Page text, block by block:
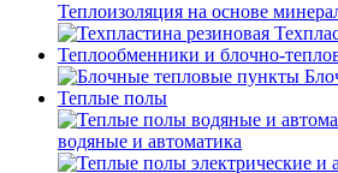
Теплоизоляция на основе
Теплообменники и блочно-
Теплые полы
водяные и автоматика